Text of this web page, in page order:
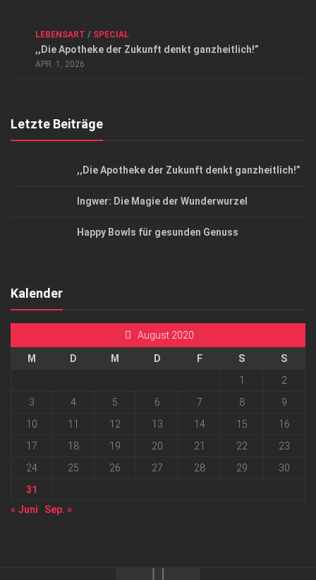
Datenschutzerklärung
Top Magazin Dresden / Ostsachsen
LEBENSART / SPECIAL
,,Die Apotheke der Zukunft denkt ganzheitlich!”
APR. 1, 2026
Letzte Beiträge
,,Die Apotheke der Zukunft denkt ganzheitlich!”
Ingwer: Die Magie der Wunderwurzel
Happy Bowls für gesunden Genuss
Kalender
August 2020
M D M D F S
S
1
2
3
4 5 6 7 8
9
10
11 12 13 14 15
16
17
18 19 20 21 22
23
24
25 26 27 28 29
30
31
« Juni
Sep. »